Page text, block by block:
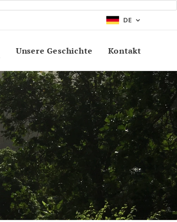
DE
Unsere Geschichte Kontakt